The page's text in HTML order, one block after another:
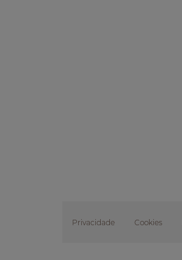
Footer
Privacidade Cookies